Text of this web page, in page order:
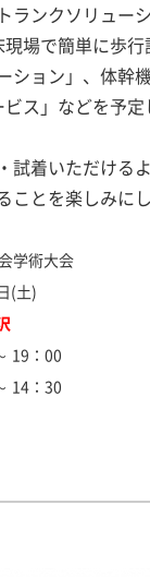
ランクソリュー
場で簡単に歩
ション」、体幹
ス」などを予定
着いただける
とを楽しみに
学術大会
(土)
19：00
：30